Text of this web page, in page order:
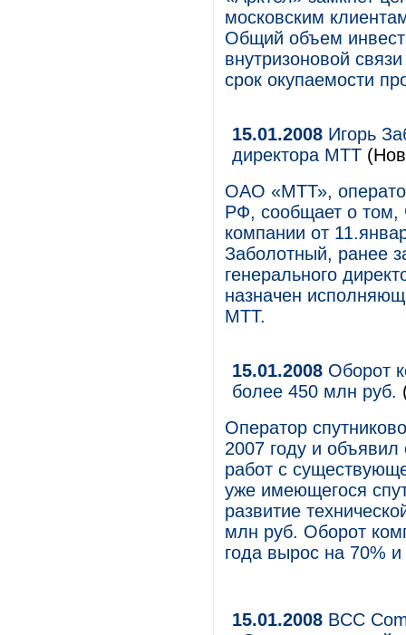
московским
Общий объем
внутризоновой
срок окупаемости
15.01.2008 Игорь
директора МТТ
ОАО «МТТ»,
РФ, сообщает о том,
компании от
Заболотный, ранее
генерального
назначен
МТТ.
15.01.2008 Оборот
более 450 млн руб.
Оператор
2007 году и
работ с
уже имеющегося
развитие
млн руб. Оборот
года вырос на 70%
15.01.2008 BCC